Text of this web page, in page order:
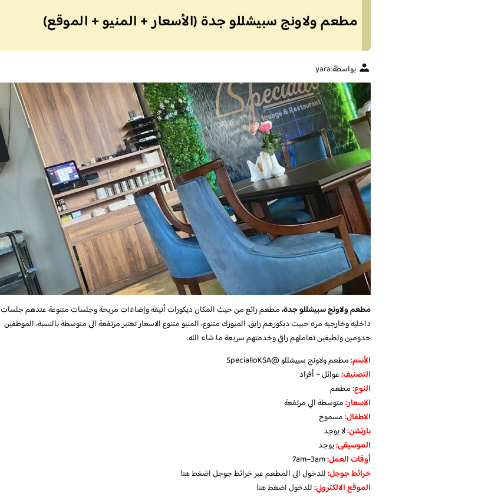
مطعم ولاونج سبيشللو جدة (الأسعار + المنيو + الموقع)
بواسطة:yara
مطعم ولاونج سبيشللو جدة،مطعم رائع من حيث المكان ديكورات أنيقة وإضاءات مريحة وجلسات متنوعة عندهم جلسات
داخليه وخارجيه مره حبيت ديكورهم رايق. الميوزك متنوع، المنيو متنوع الاسعار تعتبر مرتفعة الى متوسطة بالنسبة، الموظفين
خدومين ولطيفين تعاملهم راقي وخدمتهم سريعة ما شاء الله.
الأسم:مطعم ولاونج سبيشللو @SpecialloKSA
التصنيف:عوائل – أفراد
النوع:مطعم
الاسعار:متوسطة الي مرتفعة
الاطفال:مسموح
بارتشن:لا يوجد
الموسيقى:يوجد
‏أوقات العمل:7am–3am
خرائط جوجل:للدخول الى المطعم عبر خرائط جوجلاضغط هنا
الموقع الالكتروني:للدخولاضغط هنا